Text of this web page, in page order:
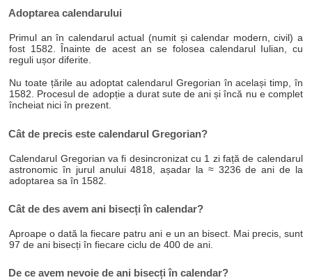
Adoptarea calendarului
Primul an în calendarul actual (numit și calendar modern, civil) a
fost 1582. Înainte de acest an se folosea calendarul Iulian, cu
reguli ușor diferite.
Nu toate țările au adoptat calendarul Gregorian în același timp, în
1582. Procesul de adopție a durat sute de ani și încă nu e complet
încheiat nici în prezent.
Cât de precis este calendarul Gregorian?
Calendarul Gregorian va fi desincronizat cu 1 zi față de calendarul
astronomic în jurul anului 4818, așadar la ≈ 3236 de ani de la
adoptarea sa în 1582.
Cât de des avem ani bisecți în calendar?
Aproape o dată la fiecare patru ani e un an bisect. Mai precis, sunt
97 de ani bisecți în fiecare ciclu de 400 de ani.
De ce avem nevoie de ani bisecți în calendar?